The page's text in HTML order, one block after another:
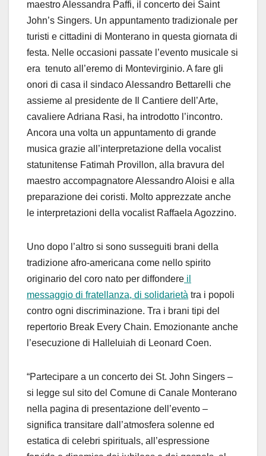
maestro Alessandra Paffi, il concerto dei Saint
John’s Singers. Un appuntamento tradizionale per
turisti e cittadini di Monterano in questa giornata di
festa. Nelle occasioni passate l’evento musicale si
era tenuto all’eremo di Montevirginio. A fare gli
onori di casa il sindaco Alessandro Bettarelli che
assieme al presidente de Il Cantiere dell’Arte,
cavaliere Adriana Rasi, ha introdotto l’incontro.
Ancora una volta un appuntamento di grande
musica grazie all’interpretazione della vocalist
statunitense Fatimah Provillon, alla bravura del
maestro accompagnatore Alessandro Aloisi e alla
preparazione dei coristi. Molto apprezzate anche
le interpretazioni della vocalist Raffaela Agozzino.
Uno dopo l’altro si sono susseguiti brani della
tradizione afro-americana come nello spirito
originario del coro nato per diffondere il
messaggio di fratellanza, di solidarietà tra i popoli
contro ogni discriminazione. Tra i brani tipi del
repertorio Break Every Chain. Emozionante anche
l’esecuzione di Halleluiah di Leonard Coen.
“Partecipare a un concerto dei St. John Singers –
si legge sul sito del Comune di Canale Monterano
nella pagina di presentazione dell’evento –
significa transitare dall’atmosfera solenne ed
estatica di celebri spirituals, all’espressione